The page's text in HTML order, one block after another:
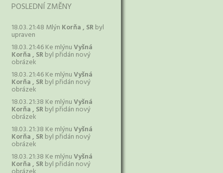
POSLEDNÍ ZMĚNY
18.03. 21:48 Mlýn Korňa , SRbyl
upraven
18.03. 21:46 Ke mlýnuVyšná
Korňa , SRbyl přidán nový
obrázek
18.03. 21:46 Ke mlýnuVyšná
Korňa , SRbyl přidán nový
obrázek
18.03. 21:38 Ke mlýnuVyšná
Korňa , SRbyl přidán nový
obrázek
18.03. 21:38 Ke mlýnuVyšná
Korňa , SRbyl přidán nový
obrázek
18.03. 21:38 Ke mlýnuVyšná
Korňa , SRbyl přidán nový